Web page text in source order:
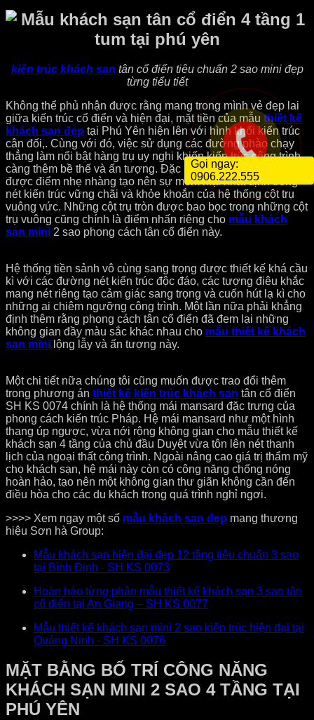
kiến trúc khách sạn tân cổ điển tiêu chuẩn 2 sao mini đẹp
từng tiểu tiết
Không thể phủ nhận được rằng mang trong mình vẻ đẹp lai
giữa kiến trúc cổ điển và hiện đại, mặt tiền của mẫu thiết kế
khách sạn đẹp tại Phú Yên hiện lên với hình khối kiến trúc
cân đối,. Cùng với đó, việc sử dụng các đường phào chạy
thẳng làm nổi bật hàng trụ uy nghi khiến kiến trúc công trình
càng thêm bề thế và ấn tượng. Đặc biệt, các chi tiết hoa văn
được điểm nhẹ nhàng tạo nên sự mềm mại nhất định trong
nét kiến trúc vững chãi và khỏe khoắn của hệ thống cột trụ
vuông vức. Những cột trụ tròn được bao bọc trong những cột
trụ vuông cũng chính là điểm nhấn riêng cho mẫu khách
sạn mini 2 sao phong cách tân cổ điển này.
Hệ thống tiền sảnh vô cùng sang trọng được thiết kế khá cầu
kì với các đường nét kiến trúc độc đáo, các tượng điêu khắc
mang nét riêng tạo cảm giác sang trọng và cuốn hút lạ kì cho
những ai chiêm ngưỡng công trình. Một lần nữa phải khẳng
định thêm rằng phong cách tân cổ điển đã đem lại những
không gian đầy màu sắc khác nhau cho mẫu thiết kế khách
sạn mini lộng lẫy và ấn tượng này.
Một chi tiết nữa chúng tôi cũng muốn được trao đổi thêm
trong phương án thiết kế kiến trúc khách sạn tân cổ điển
SH KS 0074 chính là hệ thống mái mansard đặc trưng của
phong cách kiến trúc Pháp. Hệ mái mansard như một hình
thang úp ngược, vừa nới rộng không gian cho mẫu thiết kế
khách sạn 4 tầng của chủ đầu Duyệt vừa tôn lên nét thanh
lịch của ngoại thất công trình. Ngoài nâng cao giá trị thẩm mỹ
cho khách sạn, hệ mái này còn có công năng chống nóng
hoàn hảo, tạo nên một không gian thư giãn không cần đến
điều hòa cho các du khách trong quá trình nghỉ ngơi.
>>>> Xem ngay một số mẫu khách sạn đẹp mang thương
hiệu Sơn hà Group:
Mẫu khách sạn hiện đại đẹp 12 tầng tiêu chuẩn 3 sao
tại Bình Định - SH KS 0073
Hoàn hảo từng phân mẫu thiết kế khách sạn 3 sao tân
cổ điển tại An Giang – SH KS 0077
Mẫu thiết kế khách sạn mini 2 sao kiến trúc hiện đại tại
Quảng Ninh - SH KS 0076
MẶT BẰNG BỐ TRÍ CÔNG NĂNG
KHÁCH SẠN MINI 2 SAO 4 TẦNG TẠI
PHÚ YÊN
Gọi ngay:
0906.222.555